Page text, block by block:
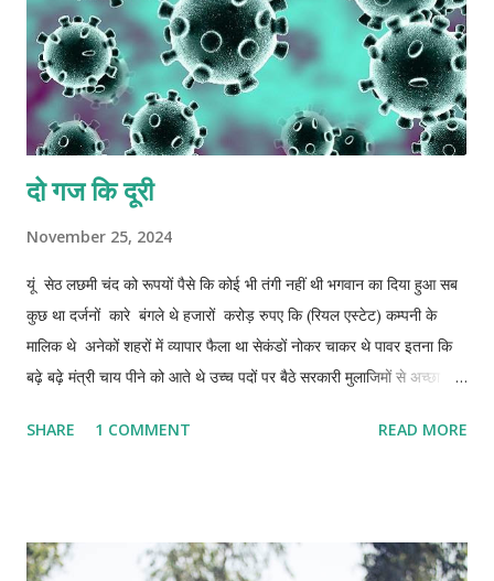
दो गज कि दूरी
November 25, 2024
यूं सेठ लछमी चंद को रूपयों पैसे कि कोई भी तंगी नहीं थी भगवान का दिया हुआ सब
कुछ था दर्जनों कारे बंगले थे हजारों करोड़ रुपए कि (रियल एस्टेट) कम्पनी के
मालिक थे अनेकों शहरों में व्यापार फैला था सेकंडों नोकर चाकर थे पावर इतना कि
बढ़े बढ़े मंत्री चाय पीने को आते थे उच्च पदों पर बैठे सरकारी मुलाजिमों से अच्छा
थी कि सेठ समय समय पर अपनी यारी नोटों के बंडल भेंट रूप में देकर निभाते रहते
ब्लेड प्रेशर गैस आदि आदि फिर भी दिन भर भागदौड़ कर रात्रि दो बजे तक हिसाब
SHARE 1 COMMENT READ MORE